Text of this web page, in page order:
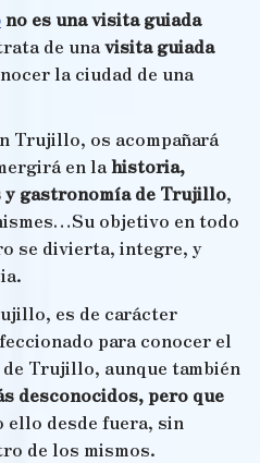
no es una visita guiada
de unavisita guiada
la ciudad de una
Trujillo, os acompañará
en lahistoria,
gastronomía de Trujillo,
objetivo en todo
se divierta, integre, y
es de carácter
para conocer el
Trujillo, aunque también
desconocidos, pero que
ello desde fuera, sin
de los mismos.